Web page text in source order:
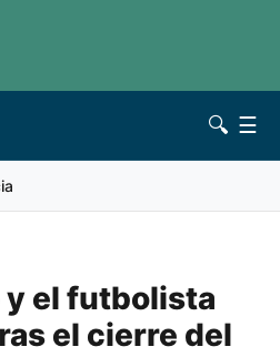
🔍 ☰
el futbolista
el cierre del